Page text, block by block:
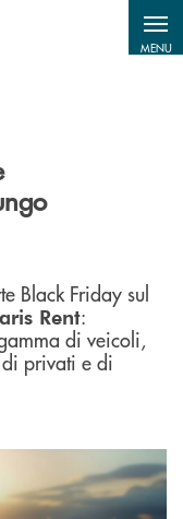
MENU
Black Friday sul
Rent:
di veicoli,
di privati e di